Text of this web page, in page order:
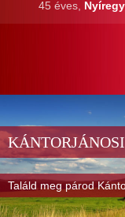
45 éves,
Találd meg párod